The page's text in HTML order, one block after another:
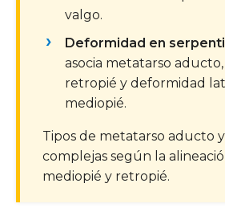
valgo.
Deformidad en
asocia metatarso aducto,
retropié y deformidad
mediopié.
Tipos de metatarso aducto
complejas según la
mediopié y retropié.